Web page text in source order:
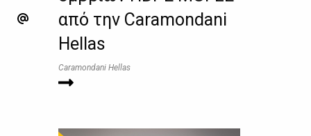
από την Caramondani
Hellas
Caramondani Hellas